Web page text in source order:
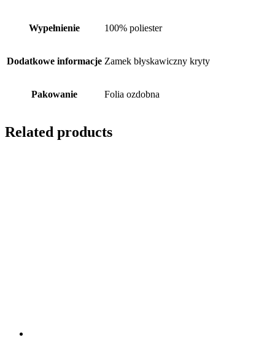
Wypełnienie 100% poliester
Dodatkowe informacje Zamek błyskawiczny kryty
Pakowanie Folia ozdobna
Related products